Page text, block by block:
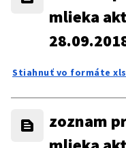
mlieka
Stiahnuť vo formáte
zoznam